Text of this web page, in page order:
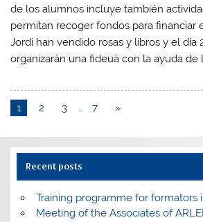
de los alumnos incluye también
permitan recoger fondos para financiar
Jordi han vendido rosas y libros y el día
organizarán una fideuà con la ayuda de
1 2 3 … 7 »
Recent posts
Training programme for formators
Meeting of the Associates of